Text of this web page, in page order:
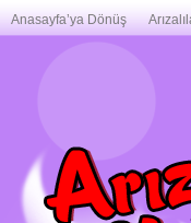
Anasayfa’ya Dönüş